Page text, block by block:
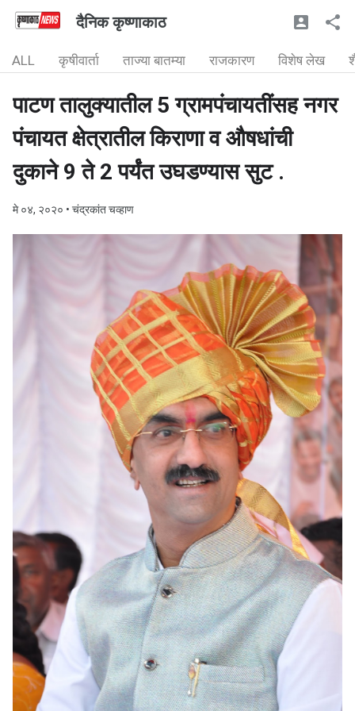
दैनिक कृष्णाकाठ
ALL कृषीवार्ता ताज्या बातम्या राजकारण विशेष लेख
पाटण तालुक्यातील 5 ग्रामपंचायतींसह नगर
पंचायत क्षेत्रातील किराणा व औषधांची
दुकाने 9 ते 2 पर्यंत उघडण्यास सुट .
मे ०४, २०२० • चंद्रकांत चव्हाण